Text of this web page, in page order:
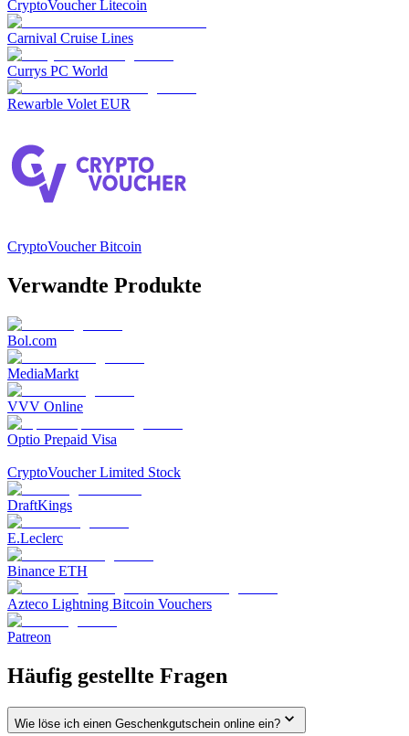
CryptoVoucher Litecoin
Carnival Cruise Lines
Currys PC World
Rewarble Volet EUR
CryptoVoucher Bitcoin
Verwandte Produkte
Bol.com
MediaMarkt
VVV Online
Optio Prepaid Visa
CryptoVoucher Limited Stock
DraftKings
E.Leclerc
Binance ETH
Azteco Lightning Bitcoin Vouchers
Patreon
Häufig gestellte Fragen
Wie löse ich einen Geschenkgutschein online ein?